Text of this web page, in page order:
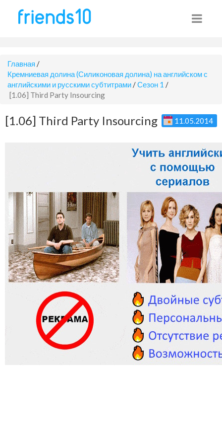
Главная /
Кремниевая долина (Силиконовая долина) на английском с
английскими и русскими субтитрами /Сезон 1 /
[1.06] Third Party Insourcing
[1.06] Third Party Insourcing 11.05.2014